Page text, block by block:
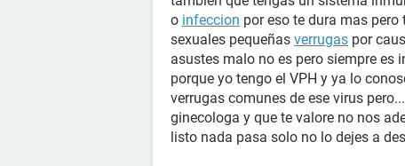
o infeccion por eso te dura mas
sexuales pequeñas verrugas por
asustes malo no es pero siempre es
porque yo tengo el VPH y ya lo
verrugas comunes de ese virus
ginecologa y que te valore no nos
listo nada pasa solo no lo dejes a